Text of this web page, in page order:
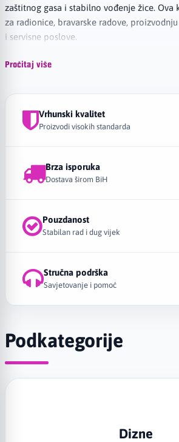
zaštitnog gasa i stabilno vođenje žice. Ova
za radionice, bravarske radove,
i servisne poslove.
pomaže u održavanju kvaliteta
radu i produžava vijek trajanja gorionika.
predstavljaju praktično rješenje za
Pročitaj više
Vrhunski kvalitet
Proizvodi visokih standarda
Brza isporuka
Dostava širom BiH
Pouzdanost
Stabilan rad i dug vijek
Stručna podrška
Savjetovanje i pomoć
Podkategorije
Dizne